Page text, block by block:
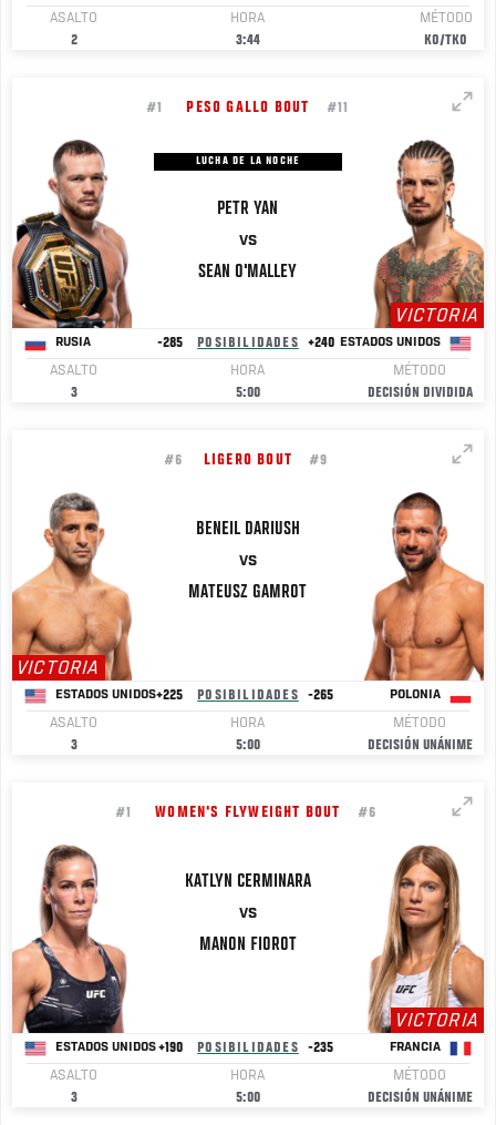
ASALTO
2
HORA
3:44
MÉTODO
KO/TKO
#1 PESO GALLO BOUT #11
LUCHA DE LA NOCHE
PETR YAN
VS
SEAN O'MALLEY
VICTORIA
RUSIA -285 POSIBILIDADES +240 ESTADOS UNIDOS
ASALTO
3
HORA
5:00
MÉTODO
DECISIÓN DIVIDIDA
#6 LIGERO BOUT #9
VICTORIA
BENEIL DARIUSH
VS
MATEUSZ GAMROT
ESTADOS UNIDOS+225 POSIBILIDADES -265 POLONIA
ASALTO
3
HORA
5:00
MÉTODO
DECISIÓN UNÁNIME
#1 WOMEN'S FLYWEIGHT BOUT #6
KATLYN CERMINARA
VS
MANON FIOROT
VICTORIA
ESTADOS UNIDOS+190 POSIBILIDADES -235 FRANCIA
ASALTO
3
HORA
5:00
MÉTODO
DECISIÓN UNÁNIME